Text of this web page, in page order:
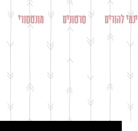
מונטסורי סרטונים להורים